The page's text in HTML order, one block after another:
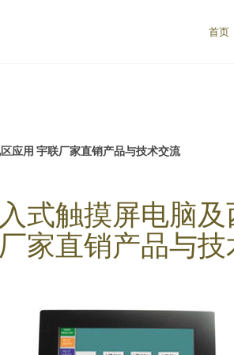
首页
应用 宇联厂家直销产品与技术交流
式触摸屏电脑
家直销产品与